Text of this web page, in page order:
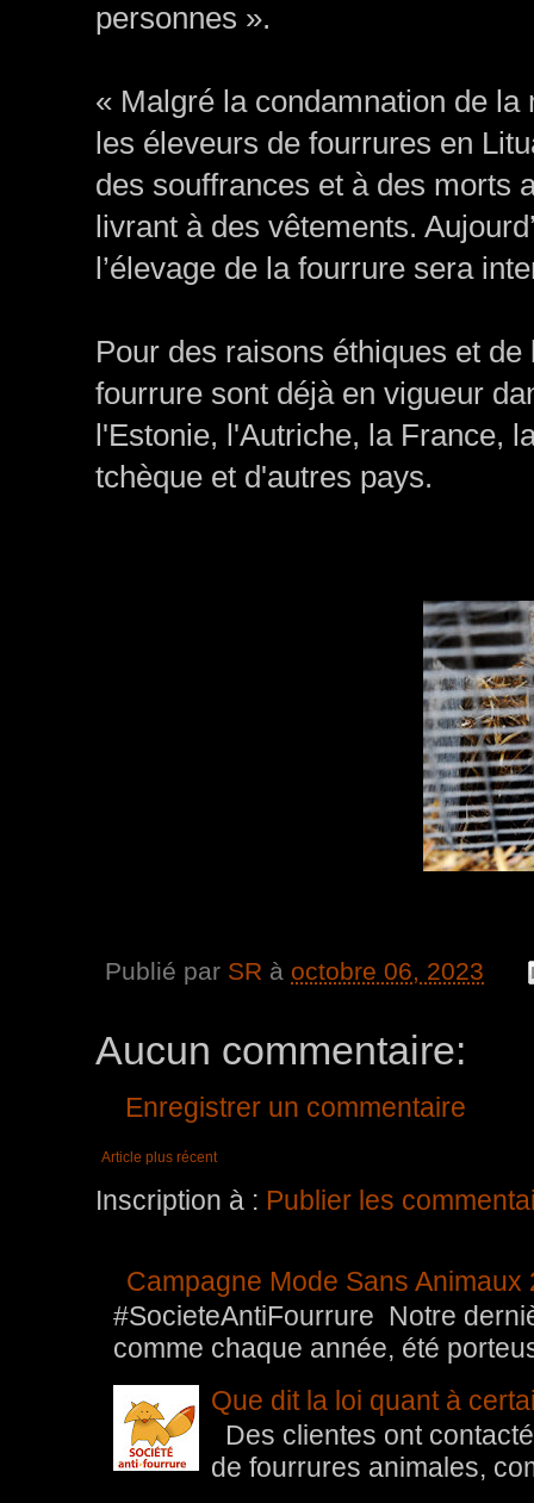
personnes ».
« Malgré la condamnation de
les éleveurs de fourrures en
des souffrances et à des morts
livrant à des vêtements.
l’élevage de la fourrure sera
Pour des raisons éthiques et
fourrure sont déjà en vigueur
l'Estonie, l'Autriche, la France,
tchèque et d'autres pays.
Publié par SR à octobre 06, 2023
Aucun commentaire:
Enregistrer un commentaire
Article plus récent
Inscription à : Publier les
Campagne Mode Sans Animaux
#SocieteAntiFourrure Notre
comme chaque année, été
Que dit la loi quant à
Des clientes ont
de fourrures animales,